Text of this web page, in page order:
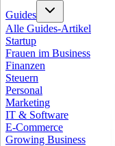
Guides
Alle Guides-Artikel
Startup
Frauen im Business
Finanzen
Steuern
Personal
Marketing
IT & Software
E-Commerce
Growing Business